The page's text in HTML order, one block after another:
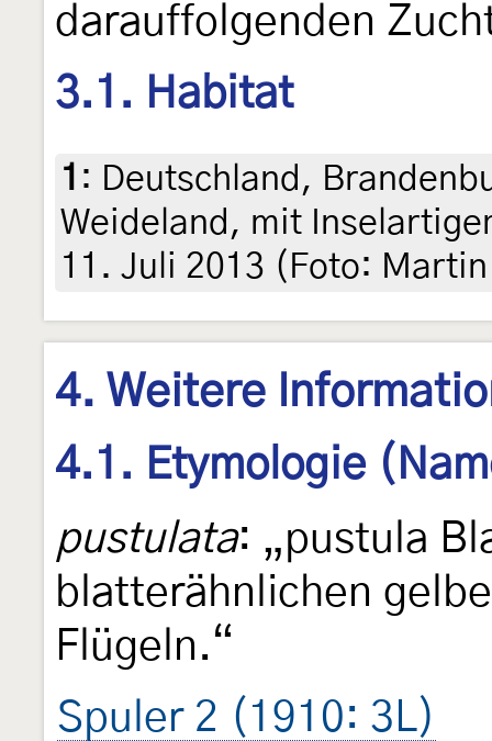
darauffolgenden
3.1. Habitat
1 : Deutschland,
Weideland, mit
11. Juli 2013 (Foto:
4. Weitere
4.1. Etymologie
pustulata: „pustula
blatterähnlichen
Flügeln.“
Spuler 2 (1910: 3L)